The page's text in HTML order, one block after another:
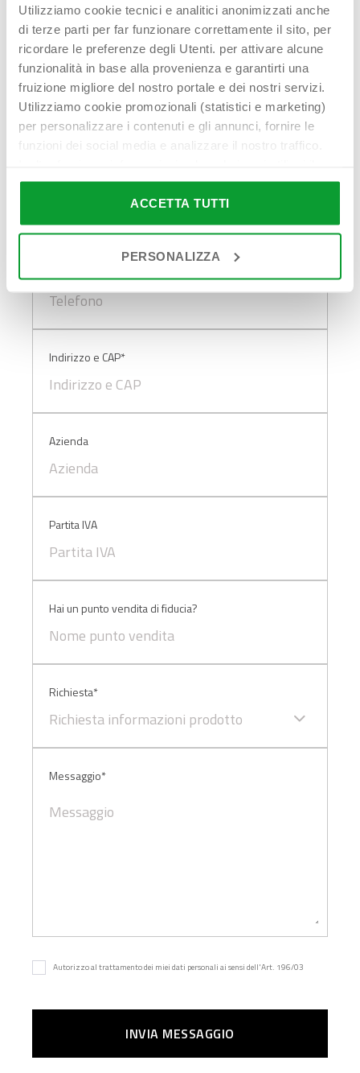
Utilizziamo cookie tecnici e analitici anonimizzati anche
di terze parti per far funzionare correttamente il sito, per
ricordare le preferenze degli Utenti. per attivare alcune
funzionalità in base alla provenienza e garantirti una
fruizione migliore del nostro portale e dei nostri servizi.
Utilizziamo cookie promozionali (statistici e marketing)
per personalizzare i contenuti e gli annunci, fornire le
funzioni dei social media e analizzare il nostro traffico.
nostro sito ai nostri partner che si occupano di analisi dei
dati web, pubblicità e social media, i quali potrebbero
combinarle con altre informazioni che hai fornito loro o
Cliccando su “PERSONALIZZA“ potrai scegliere quali
cookie potranno essere implementati ad esclusione di
quelli tecnici che sono necessari per il funzionamento del
verranno installati i soli cookie necessari al
funzionamento del sito. Per tutte le informazioni complete
sopra.
ACCETTA TUTTI
PERSONALIZZA
Contattaci!
Nome Cognome*
Telefono*
Indirizzo e CAP*
Azienda
Partita IVA
Hai un punto vendita di fiducia?
Richiesta*
Richiesta informazioni prodotto
Messaggio*
Autorizzo al trattamento dei miei dati personali ai sensi dell'Art. 196/03